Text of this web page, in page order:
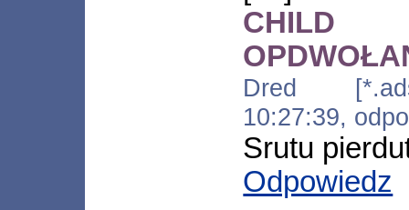
CHILD
Dred
10:27:39,
Srutu
Odpowiedz